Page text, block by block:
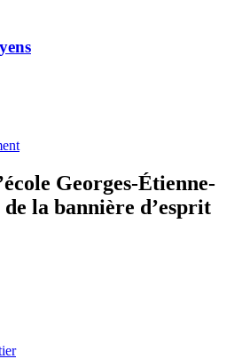
Georges-Étienne-
la bannière d’esprit